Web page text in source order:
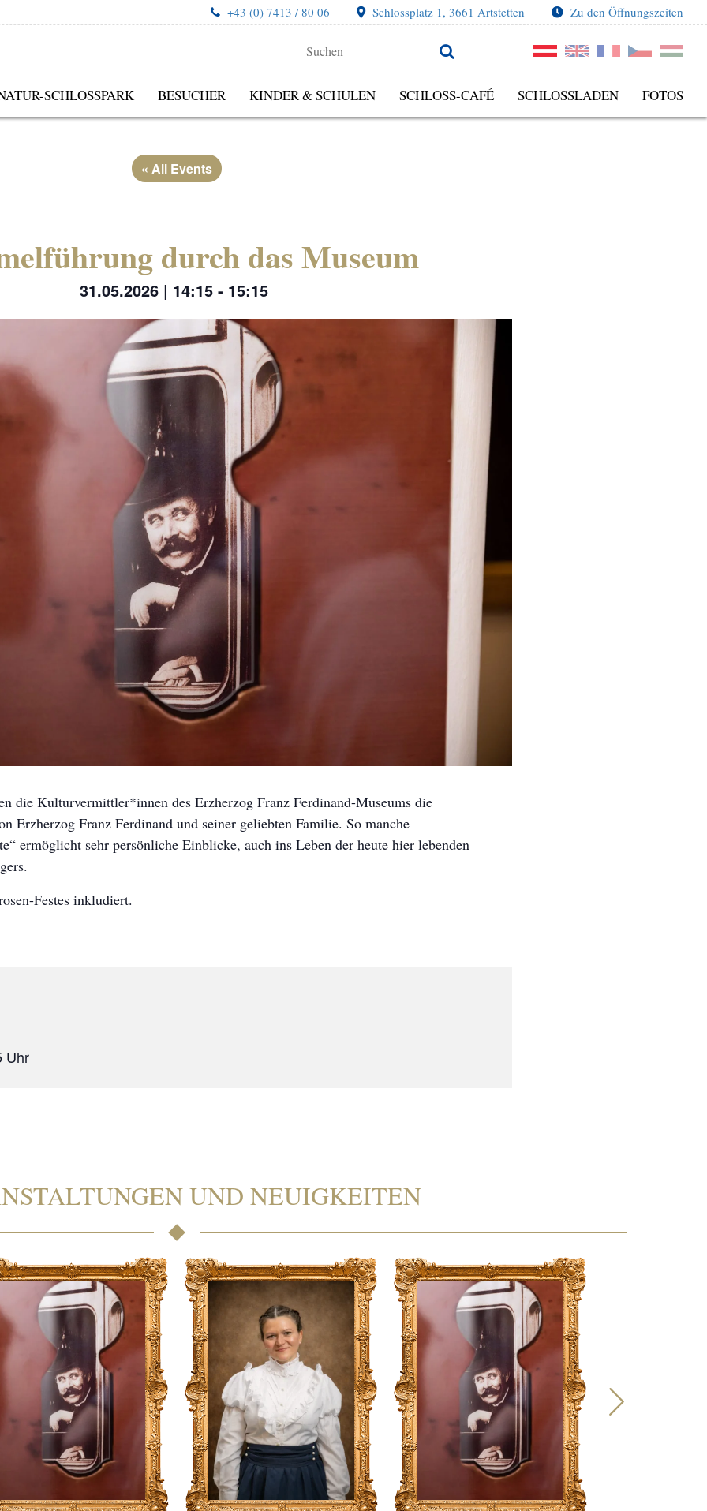
+43 (0) 7413 / 80 06 Schlossplatz 1, 3661 Artstetten Zu den Öffnungszeiten
SCHLOSSPARK BESUCHER KINDER & SCHULEN SCHLOSS-CAFÉ SCHLOSSLADEN FOTOS
« All Events
durch das Museum
31.05.2026 | 14:15- 15:15
die Kulturvermittler*innen des Erzherzog Franz Ferdinand-Museums die
Erzherzog Franz Ferdinand und seiner geliebten Familie. So manche
ermöglicht sehr persönliche Einblicke, auch ins Leben der heute hier lebenden
Festes inkludiert.
UND NEUIGKEITEN